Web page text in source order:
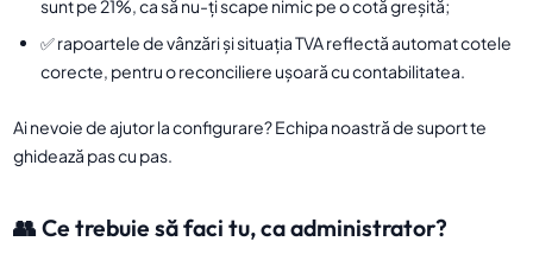
sunt pe 21%, ca să nu-ți scape nimic pe o cotă greșită;
✅ rapoartele de vânzări și situația TVA reflectă automat cotele
corecte, pentru o reconciliere ușoară cu contabilitatea.
Ai nevoie de ajutor la configurare? Echipa noastră de suport te
ghidează pas cu pas.
👥 Ce trebuie să faci tu, ca administrator?